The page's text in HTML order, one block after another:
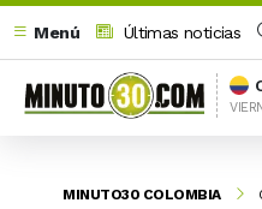
Menú
Últimas noticias
MINUTO30 COLOMBIA